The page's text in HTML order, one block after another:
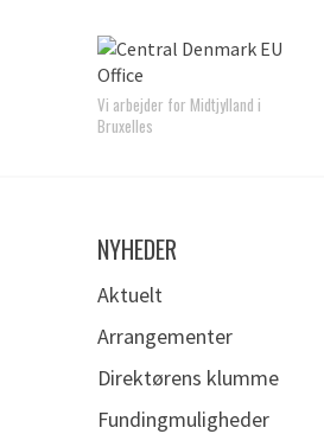
Vi arbejder for Midtjylland i
Bruxelles
NYHEDER
Aktuelt
Arrangementer
Direktørens klumme
Fundingmuligheder